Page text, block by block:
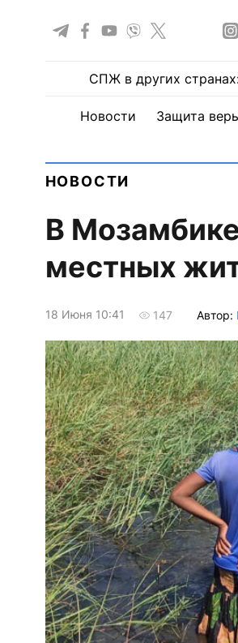
СПЖ в других
Новости Защита
НОВОСТИ
В
местных
18 Июня 10:41 147 Автор: